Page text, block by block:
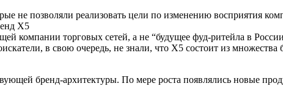
не позволяли реализовать цели по изменению восприятия
X5
компании торговых сетей, а не “будущее фуд-ритейла в
в свою очередь, не знали, что Х5 состоит из
бренд-архитектуры. По мере роста появлялись новые